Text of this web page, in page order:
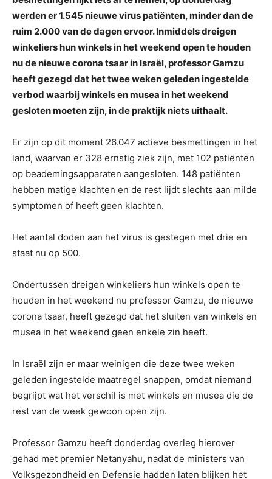
werden er 1.545 nieuwe virus patiënten, minder dan de
ruim 2.000 van de dagen ervoor. Inmiddels dreigen
winkeliers hun winkels in het weekend open te houden
nu de nieuwe corona tsaar in Israël, professor Gamzu
heeft gezegd dat het twee weken geleden ingestelde
verbod waarbij winkels en musea in het weekend
gesloten moeten zijn, in de praktijk niets uithaalt.
Er zijn op dit moment 26.047 actieve besmettingen in het
land, waarvan er 328 ernstig ziek zijn, met 102 patiënten
op beademingsapparaten aangesloten. 148 patiënten
hebben matige klachten en de rest lijdt slechts aan milde
symptomen of heeft geen klachten.
Het aantal doden aan het virus is gestegen met drie en
staat nu op 500.
Ondertussen dreigen winkeliers hun winkels open te
houden in het weekend nu professor Gamzu, de nieuwe
corona tsaar, heeft gezegd dat het sluiten van winkels en
musea in het weekend geen enkele zin heeft.
In Israël zijn er maar weinigen die deze twee weken
geleden ingestelde maatregel snappen, omdat niemand
begrijpt wat het verschil is met winkels en musea die de
rest van de week gewoon open zijn.
Professor Gamzu heeft donderdag overleg hierover
gehad met premier Netanyahu, nadat de ministers van
Volksgezondheid en Defensie hadden laten blijken het